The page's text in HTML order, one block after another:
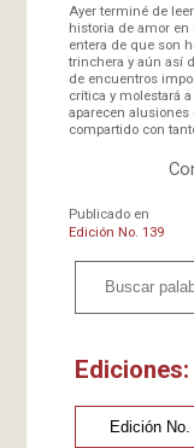
Ayer terminé de
historia de amor en
entera de que son
trinchera y aún así
de encuentros
crítica y molestará
aparecen
compartido con
Publicado en
Edición No. 139
Ediciones: